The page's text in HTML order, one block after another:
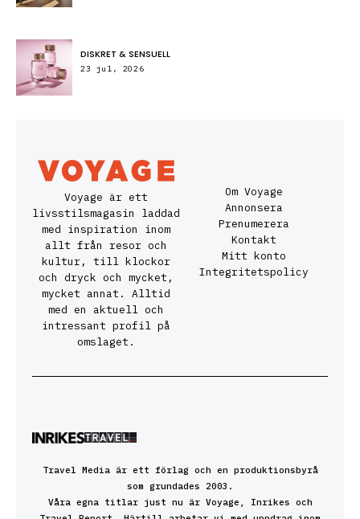
DISKRET & SENSUELL
23 jul, 2026
Voyage är ett
livsstilsmagasin laddad
med inspiration inom
allt från resor och
kultur, till klockor
och dryck och mycket,
mycket annat. Alltid
med en aktuell och
intressant profil på
omslaget.
Om Voyage
Annonsera
Prenumerera
Kontakt
Mitt konto
Integritetspolicy
Travel Media är ett förlag och en produktionsbyrå
som grundades 2003.
Våra egna titlar just nu är Voyage, Inrikes och